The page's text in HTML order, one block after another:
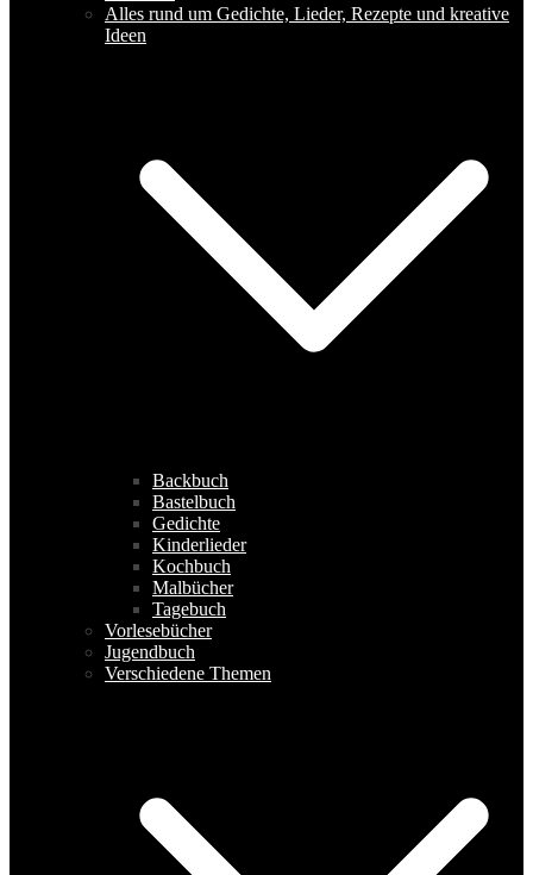
Alles rund um Gedichte, Lieder, Rezepte und kreative
Ideen
Backbuch
Bastelbuch
Gedichte
Kinderlieder
Kochbuch
Malbücher
Tagebuch
Vorlesebücher
Jugendbuch
Verschiedene Themen